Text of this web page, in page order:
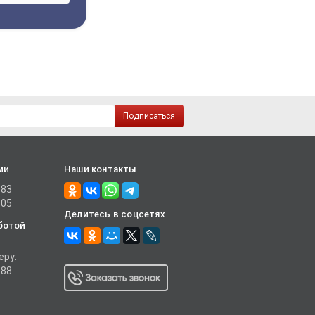
Подписаться
Наши контакты
Делитесь в соцсетях